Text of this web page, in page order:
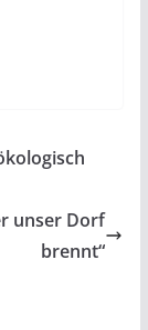
unser Dorf
brennt“